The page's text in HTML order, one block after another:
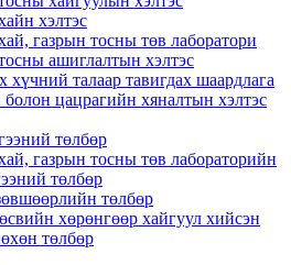
хэлтэс
газрын тосны төв лаборатори
ашиглалтын хэлтэс
хүчний талаар тавигдах шаардлага
цацрагийн хяналтын хэлтэс
төлбөр
газрын тосны төв лабораторийн
төлбөр
төлбөр
хөрөнгөөр хайгуул хийсэн
төлбөр